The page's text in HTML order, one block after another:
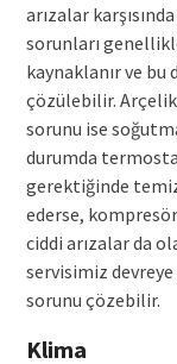
arızalar
sorunları
kaynaklanır ve
çözülebilir. Arçelik
sorunu ise
durumda
gerektiğinde
ederse, kompresör
ciddi arızalar da
servisimiz
sorunu çözebilir.
Klima